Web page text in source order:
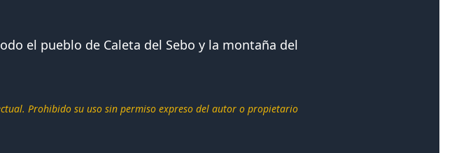
el pueblo de Caleta del Sebo y la montaña del
Prohibido su uso sin permiso expreso del autor o propietario